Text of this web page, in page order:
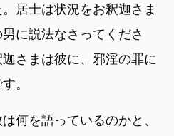
居士は状況をお釈迦さま
に説法なさってくださ
さまは彼に、邪淫の罪に
。
何を語っているのかと、